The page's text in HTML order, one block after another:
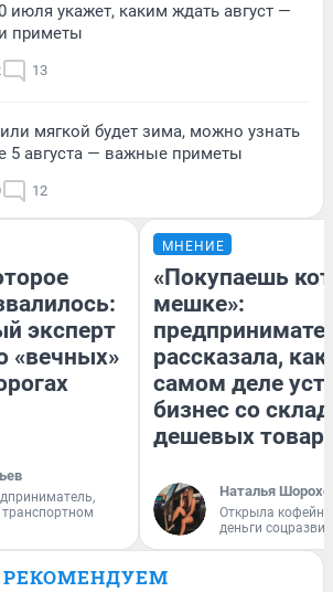
июля укажет, каким ждать август —
приметы
13
мягкой будет зима, можно узнать
5 августа — важные приметы
12
эксперт
«вечных»
МНЕНИЕ
«Покупаешь
мешке»:
рассказала, как
самом деле
бизнес со
дешевых
Наталья
Открыла
деньги
РЕКОМЕНДУЕМ